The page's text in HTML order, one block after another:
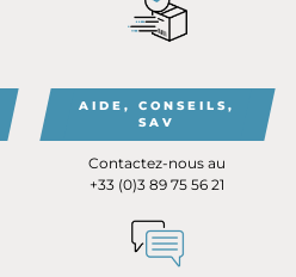
AIDE, CONSEILS,
SAV
Contactez-nous au
+33 (0)3 89 75 56 21